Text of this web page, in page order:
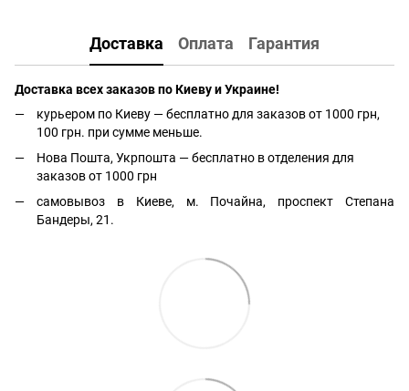
Доставка Оплата Гарантия
Доставка всех заказов по Киеву и Украине!
курьером по Киеву — бесплатно для заказов от 1000 грн,
100 грн. при сумме меньше.
Нова Пошта, Укрпошта — бесплатно в отделения для
заказов от 1000 грн
самовывоз в Киеве, м. Почайна, проспект Степана
Бандеры, 21.